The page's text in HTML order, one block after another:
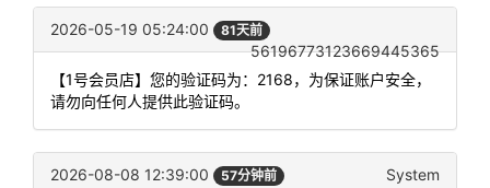
2026-05-19 05:24:00 81天前
56196773123669445365
【1号会员店】您的验证码为：2168，为保证账户安全，
请勿向任何人提供此验证码。
2026-08-08 12:39:00 57分钟前 System